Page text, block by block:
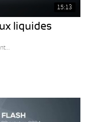
15:13
liquides